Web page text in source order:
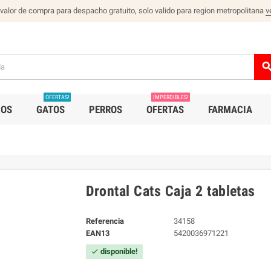
de compra para despacho gratuito, solo valido para region metropolitana
GATOS
OFERTAS!
PERROS OFERTAS
IMPERDIBLES!
FARMACIA
Drontal Cats Caja 2 tabletas
Referencia
34158
EAN13
5420036971221
check disponible!